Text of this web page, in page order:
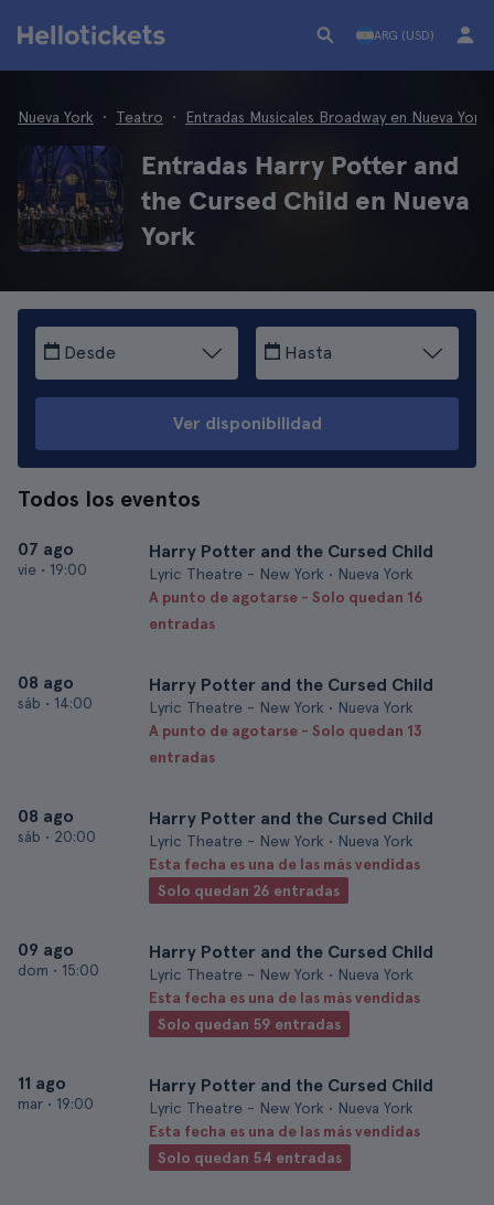
ARG (USD)
Nueva York Teatro Entradas Musicales Broadway en Nueva York
Entradas Harry Potter and
the Cursed Child en Nueva
York
Desde Hasta
Ver disponibilidad
Todos los eventos
07 ago
vie • 19:00
Harry Potter and the Cursed Child
Lyric Theatre - New York • Nueva York
A punto de agotarse - Solo quedan 16
entradas
08 ago
sáb • 14:00
Harry Potter and the Cursed Child
Lyric Theatre - New York • Nueva York
A punto de agotarse - Solo quedan 13
entradas
08 ago
sáb • 20:00
Harry Potter and the Cursed Child
Lyric Theatre - New York • Nueva York
Esta fecha es una de las más vendidas
Solo quedan 26 entradas
09 ago
dom • 15:00
Harry Potter and the Cursed Child
Lyric Theatre - New York • Nueva York
Esta fecha es una de las más vendidas
Solo quedan 59 entradas
11 ago
mar • 19:00
Harry Potter and the Cursed Child
Lyric Theatre - New York • Nueva York
Esta fecha es una de las más vendidas
Solo quedan 54 entradas